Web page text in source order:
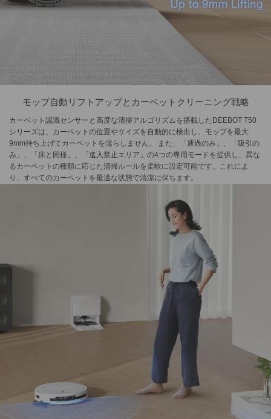
モップ自動リフトアップとカーペットクリーニング戦略
カーペット認識センサーと高度な清掃アルゴリズムを搭載したDEEBOT T50
シリーズは、カーペットの位置やサイズを自動的に検出し、モップを最大
9mm持ち上げてカーペットを濡らしません。 また、「通過のみ」、「吸引の
み」、「床と同様」、「進入禁止エリア」の4つの専用モードを提供し、異な
るカーペットの種類に応じた清掃ルールを柔軟に設定可能です。これによ
り、すべてのカーペットを最適な状態で清潔に保ちます。